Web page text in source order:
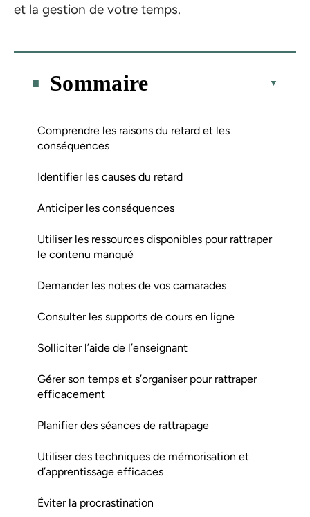
et la gestion de votre temps.
Sommaire
Comprendre les raisons du retard et les
conséquences
Identifier les causes du retard
Anticiper les conséquences
Utiliser les ressources disponibles pour rattraper
le contenu manqué
Demander les notes de vos camarades
Consulter les supports de cours en ligne
Solliciter l’aide de l’enseignant
Gérer son temps et s’organiser pour rattraper
efficacement
Planifier des séances de rattrapage
Utiliser des techniques de mémorisation et
d’apprentissage efficaces
Éviter la procrastination